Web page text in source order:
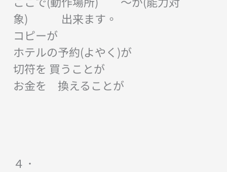
象) 出来ます。
コピーが
ホテルの予約(よやく)が
切符を 買うことが
お金を 換えることが
４．